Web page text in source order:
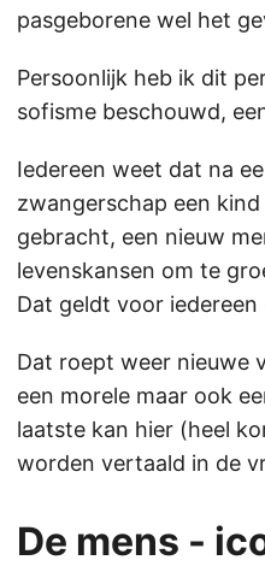
pasgeborene wel het
Persoonlijk heb ik dit
sofisme beschouwd,
Iedereen weet dat na
zwangerschap een
gebracht, een nieuw
levenskansen om te
Dat geldt voor iedereen
Dat roept weer nieuwe
een morele maar ook
laatste kan hier (heel
worden vertaald in de
De mens -